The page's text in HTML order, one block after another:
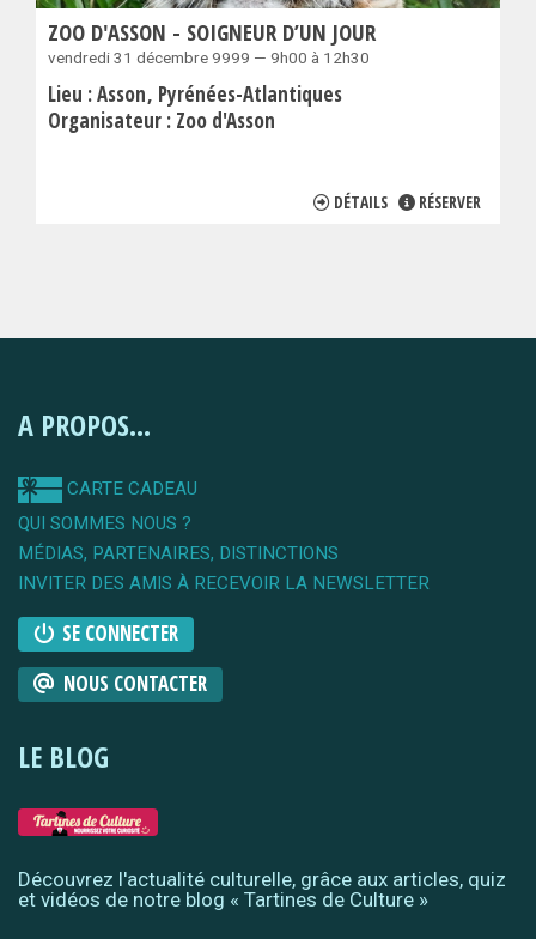
ZOO D'ASSON - SOIGNEUR D’UN JOUR
vendredi 31 décembre 9999 — 9h00 à 12h30
Lieu :Asson Pyrénées-Atlantiques
Organisateur : Zoo d'Asson
DÉTAILS RÉSERVER
A PROPOS...
CARTE CADEAU
QUI SOMMES NOUS ?
MÉDIAS, PARTENAIRES, DISTINCTIONS
INVITER DES AMIS À RECEVOIR LA NEWSLETTER
SE CONNECTER
NOUS CONTACTER
LE BLOG
Découvrez l'actualité culturelle, grâce aux articles, quiz
et vidéos de notre blog « Tartines de Culture »